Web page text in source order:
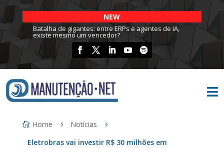
NEW
Batalha de gigantes: entre ERPs e agentes de IA,
existe mesmo um vencedor?

Home
Notícias
Eletrobras vai investir R$ 30 milhões em